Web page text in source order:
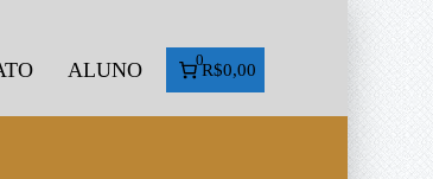
ALUNO 0
R$0,00